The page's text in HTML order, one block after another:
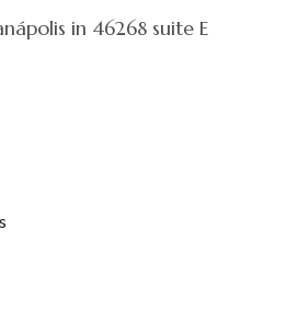
in 46268 suite E